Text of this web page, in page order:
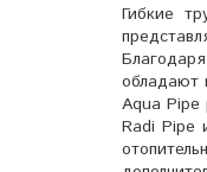
Гибкие
обладают
Aqua Pipe
Radi Pipe